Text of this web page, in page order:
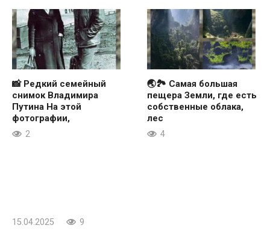
📸 Редкий семейный
снимок Владимира
Путина На этой
фотографии,
2
🌏🏞 Самая большая
пещера Земли, где есть
собственные облака,
лес
4
15.04.2025 9